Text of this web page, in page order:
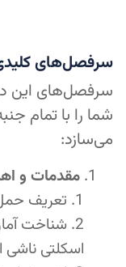
سرفصل‌های
سرفصل‌های این
شما را با تمام
می‌سازد:
مقدمات و
تعریف
شناخت
اسکلتی ناشی